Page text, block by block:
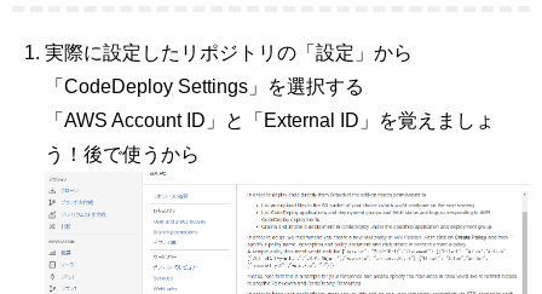
実際に設定したリポジトリの「設定」から
「CodeDeploy Settings」を選択する
「AWS Account ID」と「External ID」を覚えましょ
う！後で使うから